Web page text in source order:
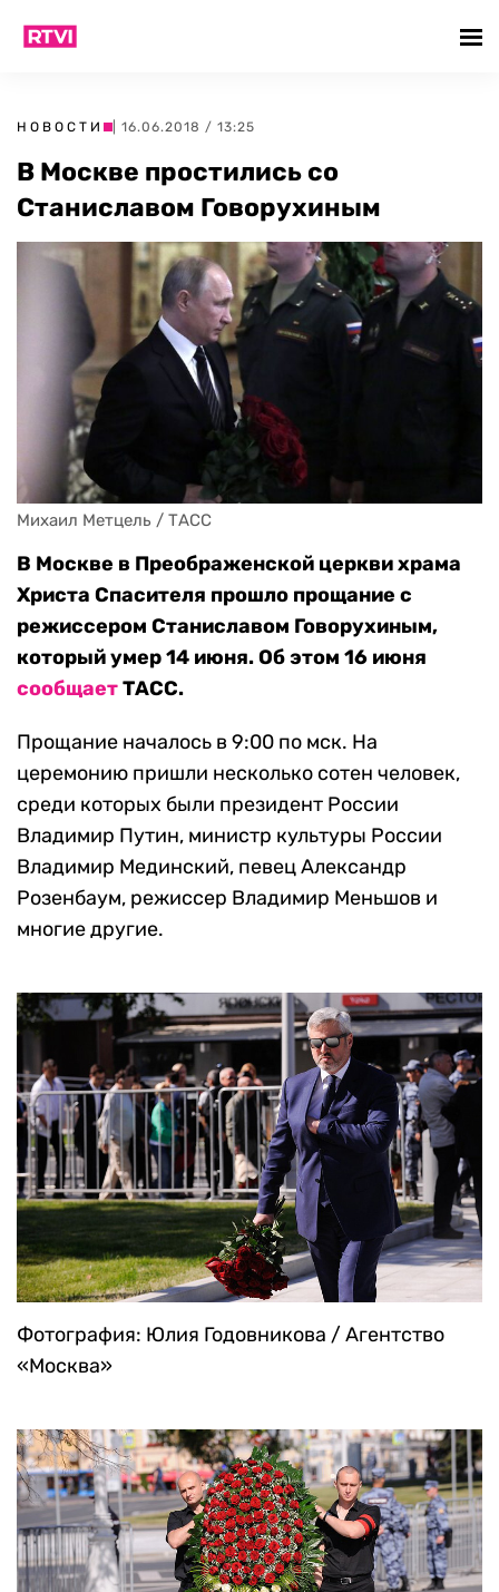
НОВОСТИ | 16.06.2018 / 13:25
В Москве простились со
Станиславом Говорухиным
Михаил Метцель / ТАСС
В Москве в Преображенской церкви храма
Христа Спасителя прошло прощание с
режиссером Станиславом Говорухиным,
который умер 14 июня. Об этом 16 июня
сообщаетТАСС.
Прощание началось в 9:00 по мск. На
церемонию пришли несколько сотен человек,
среди которых были президент России
Владимир Путин, министр культуры России
Владимир Мединский, певец Александр
Розенбаум, режиссер Владимир Меньшов и
многие другие.
Фотография: Юлия Годовникова / Агентство
«Москва»